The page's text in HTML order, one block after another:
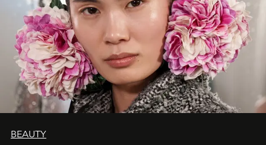
BEAUTY